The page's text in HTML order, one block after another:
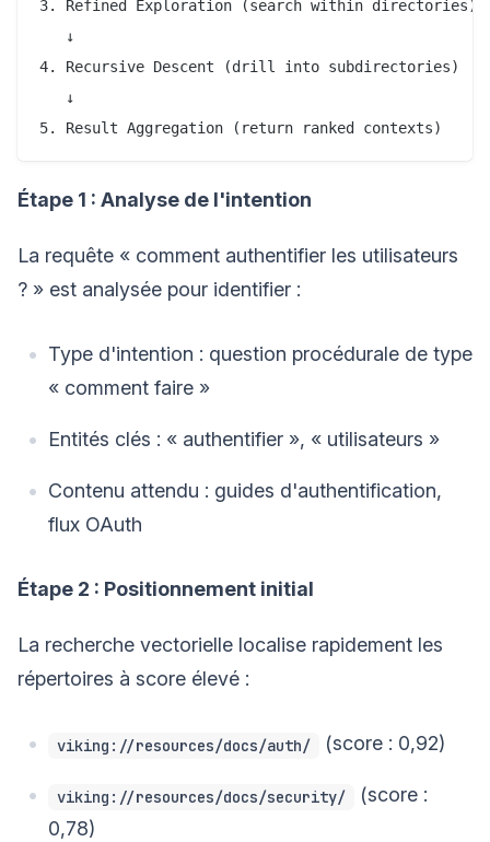
3. Refined Exploration (search within directories)
   ↓
4. Recursive Descent (drill into subdirectories)
   ↓
Étape 1 : Analyse de l'intention
La requête « comment authentifier les utilisateurs
? » est analysée pour identifier :
Type d'intention : question procédurale de type
« comment faire »
Entités clés : « authentifier », « utilisateurs »
Contenu attendu : guides d'authentification,
flux OAuth
Étape 2 : Positionnement initial
La recherche vectorielle localise rapidement les
répertoires à score élevé :
viking://resources/docs/auth/ (score : 0,92)
viking://resources/docs/security/
(score :
0,78)